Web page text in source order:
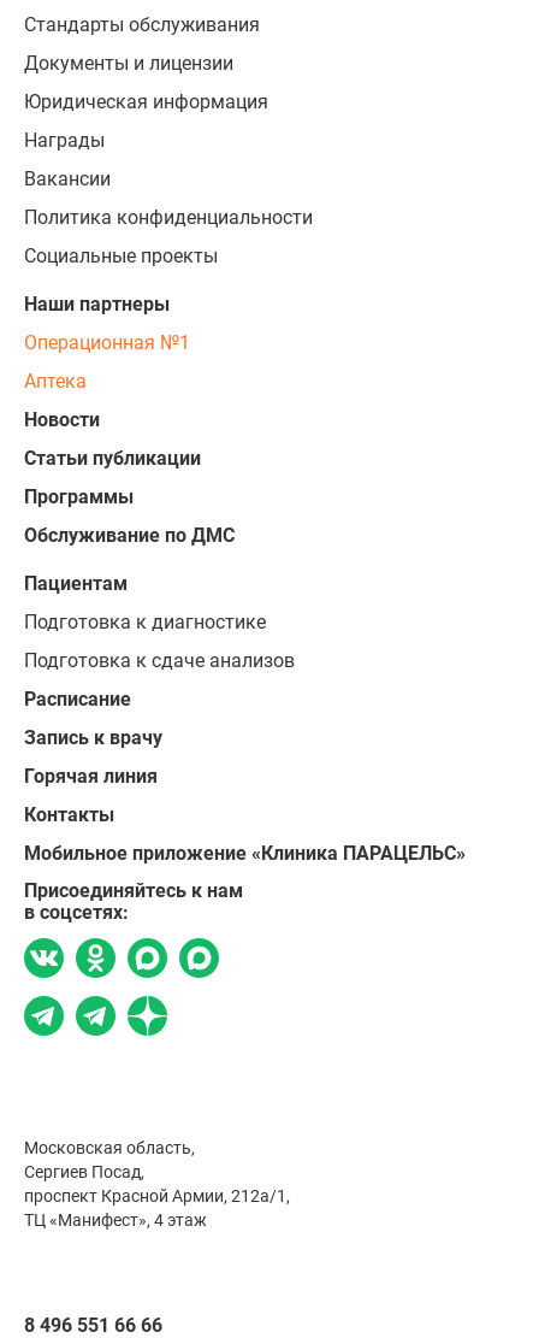
Стандарты обслуживания
Документы и лицензии
Юридическая информация
Награды
Вакансии
Политика конфиденциальности
Социальные проекты
Наши партнеры
Операционная №1
Аптека
Новости
Статьи публикации
Программы
Обслуживание по ДМС
Пациентам
Подготовка к диагностике
Подготовка к сдаче анализов
Расписание
Запись к врачу
Горячая линия
Контакты
Мобильное приложение «Клиника ПАРАЦЕЛЬС»
Присоединяйтесь к нам
в соцсетях:
Московская область,
Сергиев Посад,
проспект Красной Армии, 212а/1,
ТЦ «Манифест», 4 этаж
8 496 551 66 66